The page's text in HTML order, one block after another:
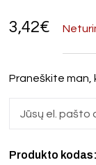
3,42€
Praneškite man,
Produkto kodas: